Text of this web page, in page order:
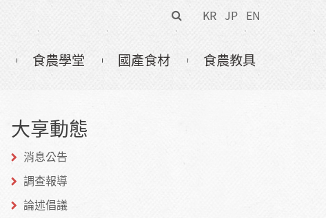
KR JP EN
搜
尋
表
單
食農學堂 國產食材 食農教具
大享動態
消息公告
調查報導
論述倡議